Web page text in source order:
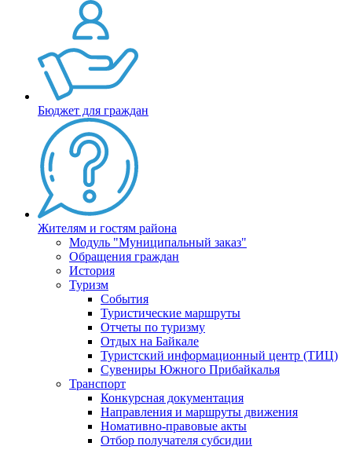
Бюджет для граждан
Жителям и гостям района
Модуль "Муниципальный заказ"
Обращения граждан
История
Туризм
События
Туристические маршруты
Отчеты по туризму
Отдых на Байкале
Туристский информационный центр (ТИЦ)
Сувениры Южного Прибайкалья
Транспорт
Конкурсная документация
Направления и маршруты движения
Номативно-правовые акты
Отбор получателя субсидии